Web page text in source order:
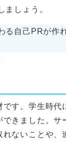
ましょう。
る自己PRが作
す。学生時代
きました。サ
ないことや、